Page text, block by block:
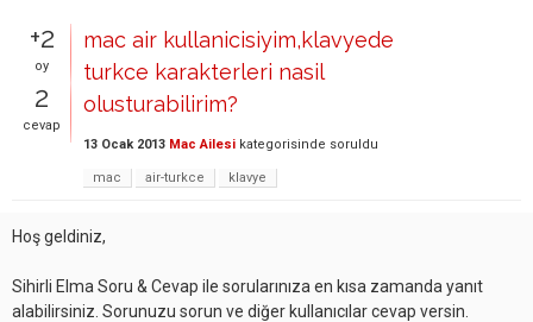
+2
oy
2
cevap
mac air kullanicisiyim,klavyede
turkce karakterleri nasil
olusturabilirim?
13 Ocak 2013 Mac Ailesi kategorisinde soruldu
mac air-turkce klavye
Hoş geldiniz,
Sihirli Elma Soru & Cevap ile sorularınıza en kısa zamanda yanıt
alabilirsiniz. Sorunuzu sorun ve diğer kullanıcılar cevap versin.